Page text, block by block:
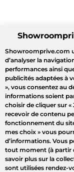
Showroomprive.com
d’analyser la
performances ainsi
publicités adaptées à
», vous consentez au
informations soient
choisir de cliquer sur «
recevoir de contenu
fonctionnement du
mes choix » vous
d’informations. Vous
tout moment (à partir
savoir plus sur la
sont utilisées rendez-